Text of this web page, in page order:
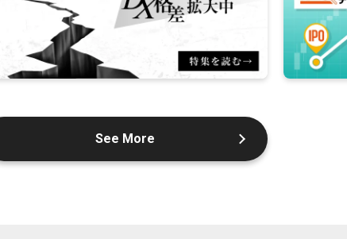
See More